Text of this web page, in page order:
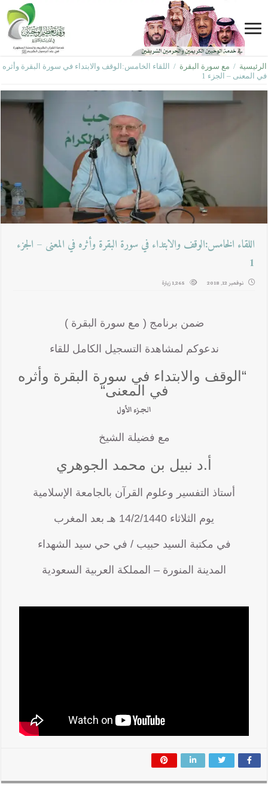
الرئيسية / مع سورة البقرة / اللقاء الخامس:الوقف والابتداء في سورة البقرة وأثره
في المعنى – الجزء 1
اللقاء الخامس:الوقف والابتداء في سورة البقرة وأثره في المعنى – الجزء
1
نوفمبر 12, 2018 1,265 زيارة
ضمن برنامج ( مع سورة البقرة )
ندعوكم لمشاهدة التسجيل الكامل للقاء
“الوقف والابتداء في سورة البقرة وأثره
في المعنى“
الجزء الأول
مع فضيلة الشيخ
أ.د نبيل بن محمد الجوهري
أستاذ التفسير وعلوم القرآن بالجامعة الإسلامية
يوم الثلاثاء 14/2/1440 هـ بعد المغرب
في مكتبة السيد حبيب / في حي سيد الشهداء
المدينة المنورة – المملكة العربية السعودية